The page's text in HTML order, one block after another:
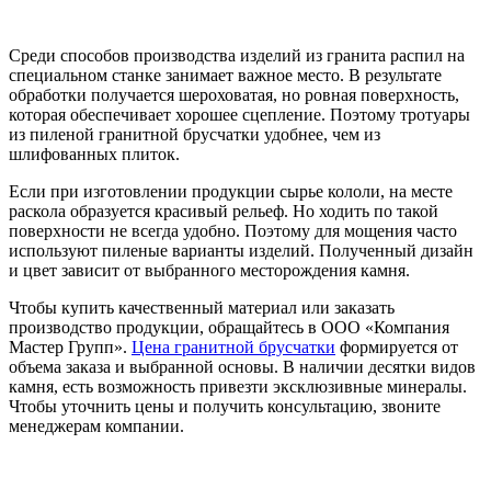
Среди способов производства изделий из гранита распил на
специальном станке занимает важное место. В результате
обработки получается шероховатая, но ровная поверхность,
которая обеспечивает хорошее сцепление. Поэтому тротуары
из пиленой гранитной брусчатки удобнее, чем из
шлифованных плиток.
Если при изготовлении продукции сырье кололи, на месте
раскола образуется красивый рельеф. Но ходить по такой
поверхности не всегда удобно. Поэтому для мощения часто
используют пиленые варианты изделий. Полученный дизайн
и цвет зависит от выбранного месторождения камня.
Чтобы купить качественный материал или заказать
производство продукции, обращайтесь в ООО «Компания
Мастер Групп». Цена гранитной брусчатки формируется от
объема заказа и выбранной основы. В наличии десятки видов
камня, есть возможность привезти эксклюзивные минералы.
Чтобы уточнить цены и получить консультацию, звоните
менеджерам компании.